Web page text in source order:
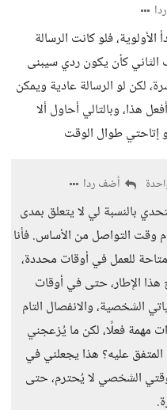
فلو كانت الرسالة
الثاني كأن يكون ردي سيبنى
لكن لو الرسالة عادية ويمكن
هذا، وبالتالي أحاول ألا
إتاحتي طوال الوقت
أضف ردا
بالنسبة لي لا يتعلق بمدى
وقت التواصل من الأساس. فأنا
للعمل في أوقات محددة،
الإطار، حتى في أوقات
الشخصية، والانفصال التام
مهمة فعلًا، لكن ما يُزعجني
عليه؟ هذا يجعلني في
الشخصي لا يُحترم، حتى